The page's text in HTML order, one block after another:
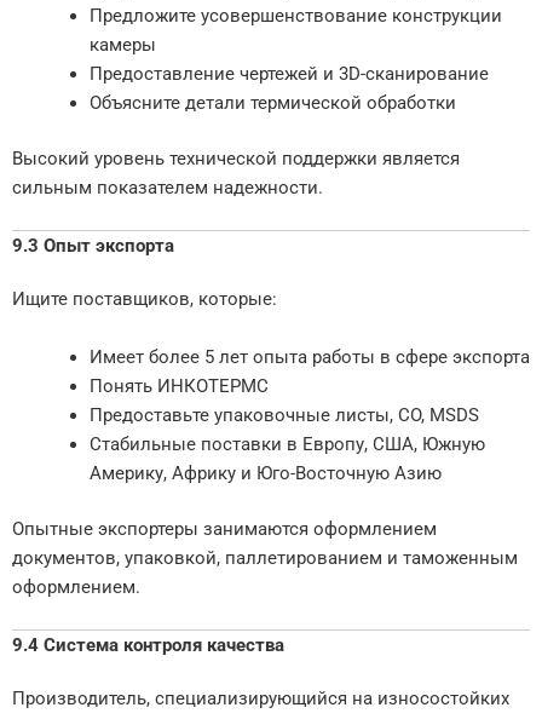
Предложите усовершенствование конструкции
камеры
Предоставление чертежей и 3D-сканирование
Объясните детали термической обработки
Высокий уровень технической поддержки является
сильным показателем надежности.
9.3 Опыт экспорта
Ищите поставщиков, которые:
Имеет более 5 лет опыта работы в сфере экспорта
Понять ИНКОТЕРМС
Предоставьте упаковочные листы, CO, MSDS
Стабильные поставки в Европу, США, Южную
Америку, Африку и Юго-Восточную Азию
Опытные экспортеры занимаются оформлением
документов, упаковкой, паллетированием и таможенным
оформлением.
9.4 Система контроля качества
Производитель, специализирующийся на износостойких